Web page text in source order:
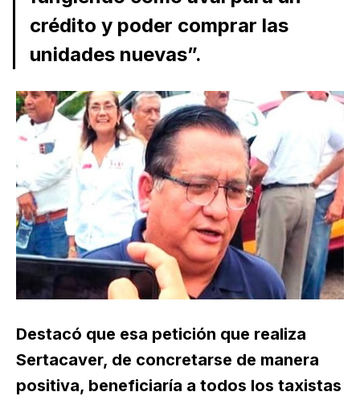
crédito y poder comprar las
unidades nuevas”.
Destacó que esa petición que realiza
Sertacaver, de concretarse de manera
positiva, beneficiaría a todos los taxistas